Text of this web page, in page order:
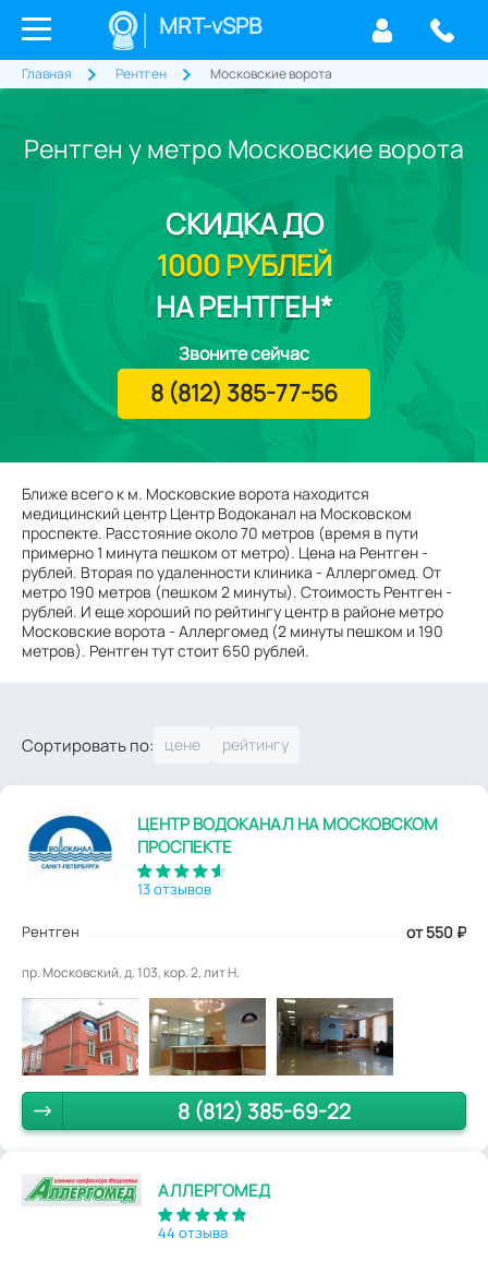
MRT-vSPB
Главная Рентген Московские ворота
Рентген у метро Московские ворота
Ближе всего к м. Московские ворота находится
медицинский центр Центр Водоканал на Московском
проспекте. Расстояние около 70 метров (время в пути
примерно 1 минута пешком от метро). Цена на Рентген -
рублей. Вторая по удаленности клиника - Аллергомед. От
метро 190 метров (пешком 2 минуты). Стоимость Рентген -
рублей. И еще хороший по рейтингу центр в районе метро
Московские ворота - Аллергомед (2 минуты пешком и 190
метров). Рентген тут стоит 650 рублей.
СКИДКАДО
1000 РУБЛЕЙ
НА РЕНТГЕН*
Звоните сейчас
8 (812) 385-77-56
Сортировать по:
ЦЕНТР ВОДОКАНАЛ НА МОСКОВСКОМ
ПРОСПЕКТЕ
13 отзывов
Рентген от 550 ₽
пр. Московский, д. 103, кор. 2, лит Н.
8 (812) 385-69-22
АЛЛЕРГОМЕД
44 отзыва